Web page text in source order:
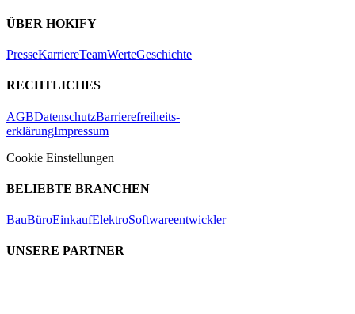
ÜBER HOKIFY
PresseKarriereTeamWerteGeschichte
RECHTLICHES
AGBDatenschutzBarrierefreiheits-
erklärungImpressum
Cookie Einstellungen
BELIEBTE BRANCHEN
BauBüroEinkaufElektroSoftwareentwickler
UNSERE PARTNER